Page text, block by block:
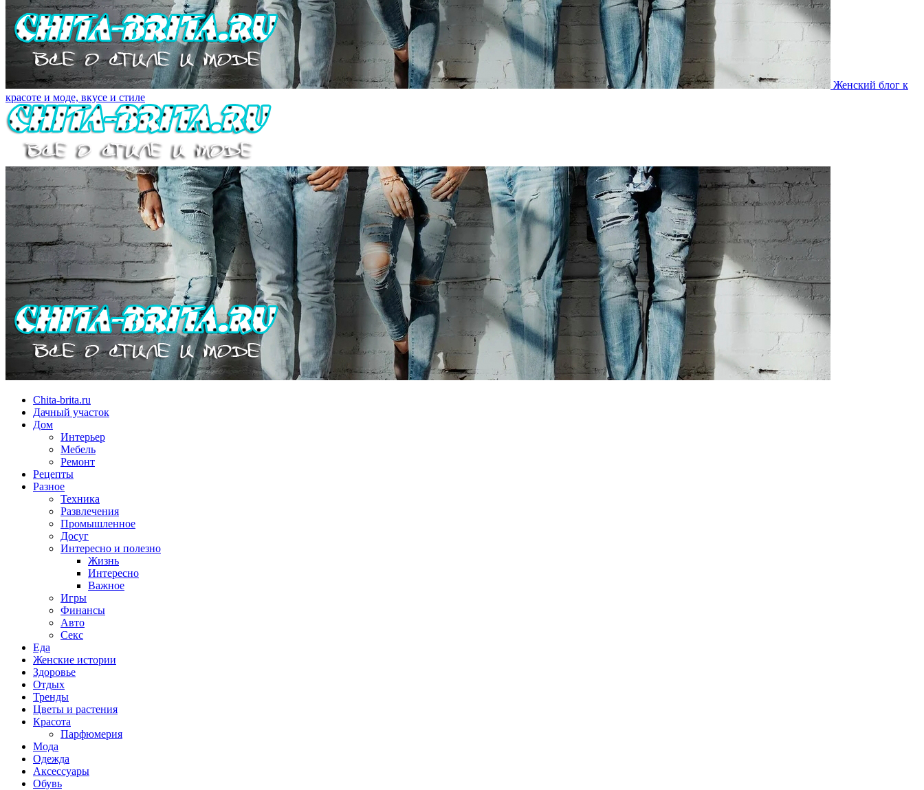
Женский блог к
красоте и моде, вкусе и стиле
Chita-brita.ru
Дачный участок
Дом
Интерьер
Мебель
Ремонт
Рецепты
Разное
Техника
Развлечения
Промышленное
Досуг
Интересно и полезно
Жизнь
Интересно
Важное
Игры
Финансы
Авто
Секс
Еда
Женские истории
Здоровье
Отдых
Тренды
Цветы и растения
Красота
Парфюмерия
Мода
Одежда
Аксессуары
Обувь